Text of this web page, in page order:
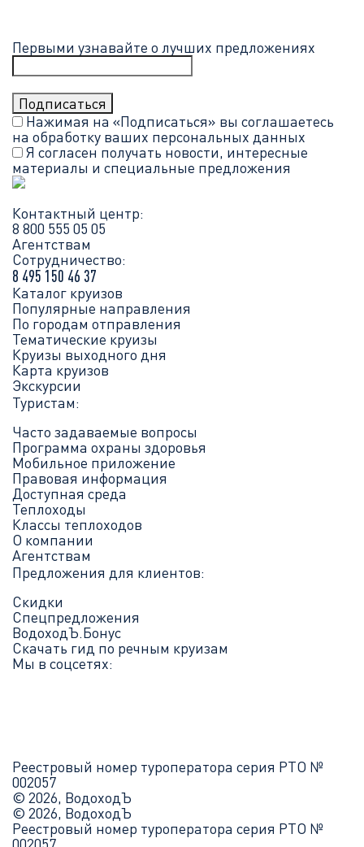
Первыми узнавайте о лучших предложениях
Нажимая на «Подписаться» вы соглашаетесь
на обработку ваших персональных данных
Я согласен получать новости, интересные
материалы и специальные предложения
Контактный центр:
8 800 555 05 05
Агентствам
Сотрудничество:
8 495 150 46 37
Каталог круизов
Популярные направления
По городам отправления
Тематические круизы
Круизы выходного дня
Карта круизов
Экскурсии
Туристам:
Часто задаваемые вопросы
Программа охраны здоровья
Мобильное приложение
Правовая информация
Доступная среда
Теплоходы
Классы теплоходов
О компании
Агентствам
Предложения для клиентов:
Скидки
Спецпредложения
ВодоходЪ.Бонус
Скачать гид по речным круизам
Мы в соцсетях:
Реестровый номер туроператора серия РТО №
002057
© 2026, ВодоходЪ
© 2026, ВодоходЪ
Реестровый номер туроператора серия РТО №